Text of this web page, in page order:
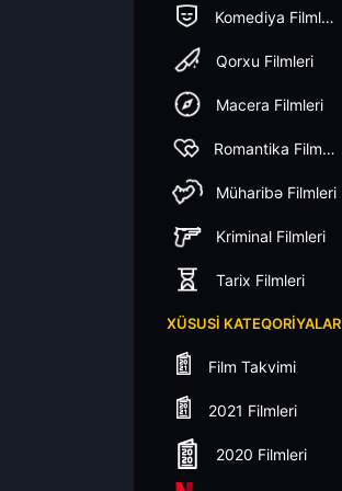
Komediya Filmleri
Qorxu Filmleri
Macera Filmleri
Romantika Filmleri
Müharibə Filmleri
Kriminal Filmleri
Tarix Filmleri
XÜSUSI KATEQORIYALAR
Film Takvimi
2021 Filmleri
2020 Filmleri